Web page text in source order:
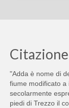
Citazione
"Adda è nome di
fiume modificato a
secolarmente
piedi di Trezzo il